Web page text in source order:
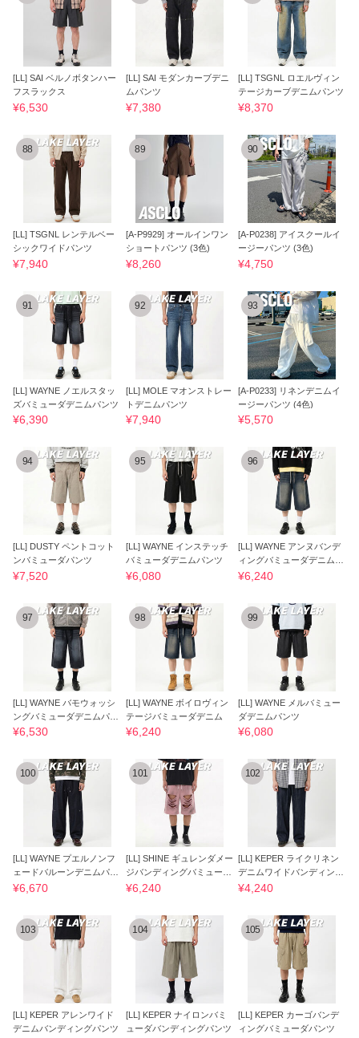
[LL] SAI ベルノボタンハー
フスラックス
¥6,530
[LL] SAI モダンカーブデニ
ムパンツ
¥7,380
[LL] TSGNL ロエルヴィン
テージカーブデニムパンツ
¥8,370
88
[LL] TSGNL レンテルベー
シックワイドパンツ
¥7,940
89
[A-P9929] オールインワン
ショートパンツ (3色)
¥8,260
90
[A-P0238] アイスクールイ
ージーパンツ (3色)
¥4,750
91
[LL] WAYNE ノエルスタッ
ズバミューダデニムパンツ
¥6,390
92
[LL] MOLE マオンストレー
トデニムパンツ
¥7,940
93
[A-P0233] リネンデニムイ
ージーパンツ (4色)
¥5,570
94
[LL] DUSTY ペントコット
ンバミューダパンツ
¥7,520
95
[LL] WAYNE インステッチ
バミューダデニムパンツ
¥6,080
96
[LL] WAYNE アンヌバンデ
ィングバミューダデニムパ
ンツ
¥6,240
97
[LL] WAYNE バモウォッシ
ングバミューダデニムパン
ツ
¥6,530
98
[LL] WAYNE ボイロヴィン
テージバミューダデニム
¥6,240
99
[LL] WAYNE メルバミュー
ダデニムパンツ
¥6,080
100
[LL] WAYNE プエルノンフ
ェードバルーンデニムパン
ツ
¥6,670
101
[LL] SHINE ギュレンダメー
ジバンディングバミューダ
パンツ
¥6,240
102
[LL] KEPER ライクリネン
デニムワイドバンディング
パンツ
¥4,240
103
[LL] KEPER アレンワイド
デニムバンディングパンツ
104
[LL] KEPER ナイロンバミ
ューダバンディングパンツ
105
[LL] KEPER カーゴバンデ
ィングバミューダパンツ